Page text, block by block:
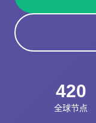
420
全球节点